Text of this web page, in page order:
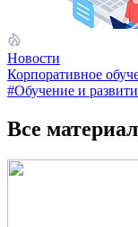
Новости
Корпоративное
#Обучение и
Все